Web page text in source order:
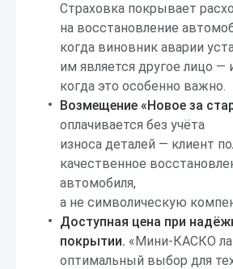
Страховка покрывает
на восстановление
когда виновник аварии
им является другое лицо —
когда это особенно важно.
Возмещение «Новое за
оплачивается без учёта
износа деталей — клиент
качественное
автомобиля,
а не символическую
Доступная цена при
покрытии. «Мини-КАСКО
оптимальный выбор для